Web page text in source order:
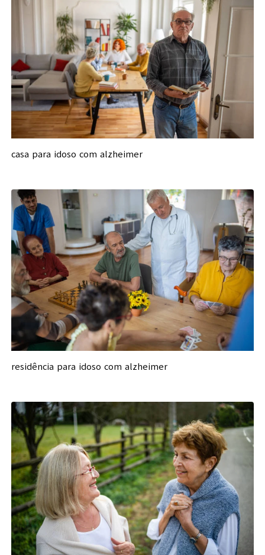
casa para idoso com alzheimer
residência para idoso com alzheimer